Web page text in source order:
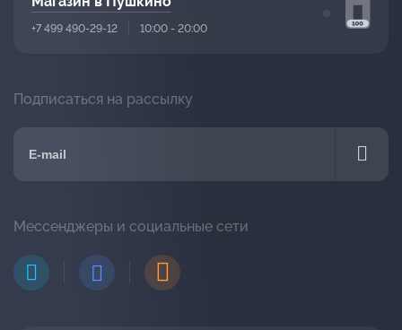
+7 499 490-29-12 10:00 - 20:00
Подписаться на рассылку
Мессенджеры и социальные сети